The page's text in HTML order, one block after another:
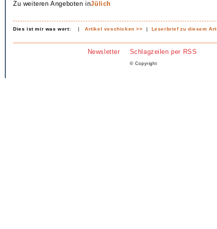
Zu weiteren Angeboten inJülich
Dies ist mir was wert: |Artikel veschicken >> | Leserbrief zu diesem
Newsletter Schlagzeilen per RSS
© Copyright